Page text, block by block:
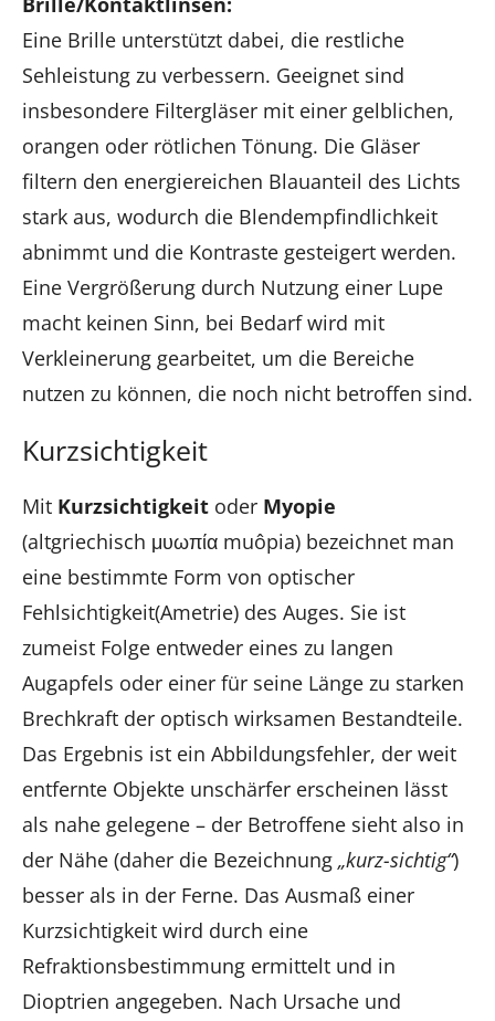
Eine Brille unterstützt dabei, die restliche
Sehleistung zu verbessern. Geeignet sind
insbesondere Filtergläser mit einer gelblichen,
orangen oder rötlichen Tönung. Die Gläser
filtern den energiereichen Blauanteil des Lichts
stark aus, wodurch die Blendempfindlichkeit
abnimmt und die Kontraste gesteigert werden.
Eine Vergrößerung durch Nutzung einer Lupe
macht keinen Sinn, bei Bedarf wird mit
Verkleinerung gearbeitet, um die Bereiche
nutzen zu können, die noch nicht betroffen sind.
Kurzsichtigkeit
Mit Kurzsichtigkeit oder Myopie
(altgriechisch μυωπία muôpia) bezeichnet man
eine bestimmte Form von optischer
Fehlsichtigkeit(Ametrie) des Auges. Sie ist
zumeist Folge entweder eines zu langen
Augapfels oder einer für seine Länge zu starken
Brechkraft der optisch wirksamen Bestandteile.
Das Ergebnis ist ein Abbildungsfehler, der weit
entfernte Objekte unschärfer erscheinen lässt
als nahe gelegene – der Betroffene sieht also in
der Nähe (daher die Bezeichnung „kurz-sichtig“)
besser als in der Ferne. Das Ausmaß einer
Kurzsichtigkeit wird durch eine
Refraktionsbestimmung ermittelt und in
Dioptrien angegeben. Nach Ursache und